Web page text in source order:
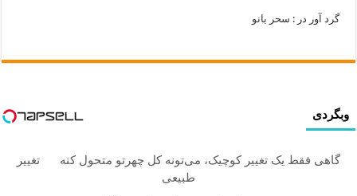
گرد آور در : سحر بانو
وبگردی
گاهی فقط یک تغییر کوچیک، می‌تونه کل چهرتو متحول کنه
تغییر
طبیعی